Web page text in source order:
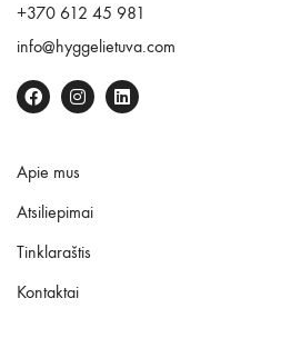
+370 612 45 981
info@hyggelietuva.com
Apie mus
Atsiliepimai
Tinklaraštis
Kontaktai